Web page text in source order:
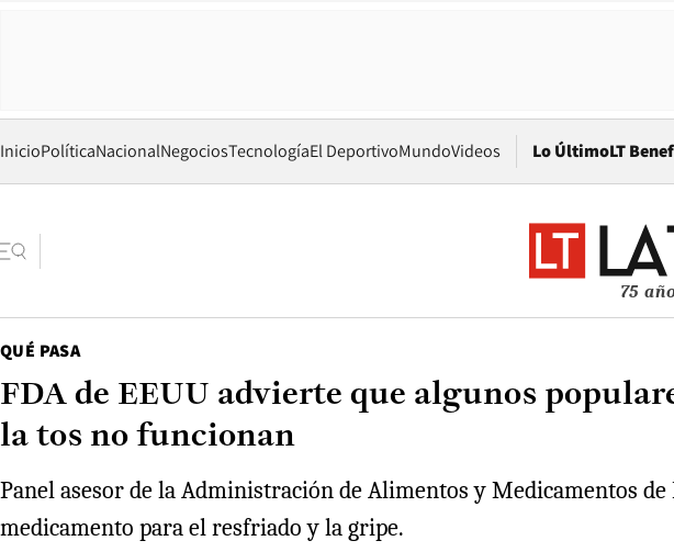
InicioPolíticaNacionalNegociosTecnologíaEl DeportivoMundoVideos Lo ÚltimoLT
75
QUÉ PASA
FDA de EEUU advierte que algunos
la tos no funcionan
Panel asesor de la Administración de Alimentos y Medicamentos
medicamento para el resfriado y la gripe.